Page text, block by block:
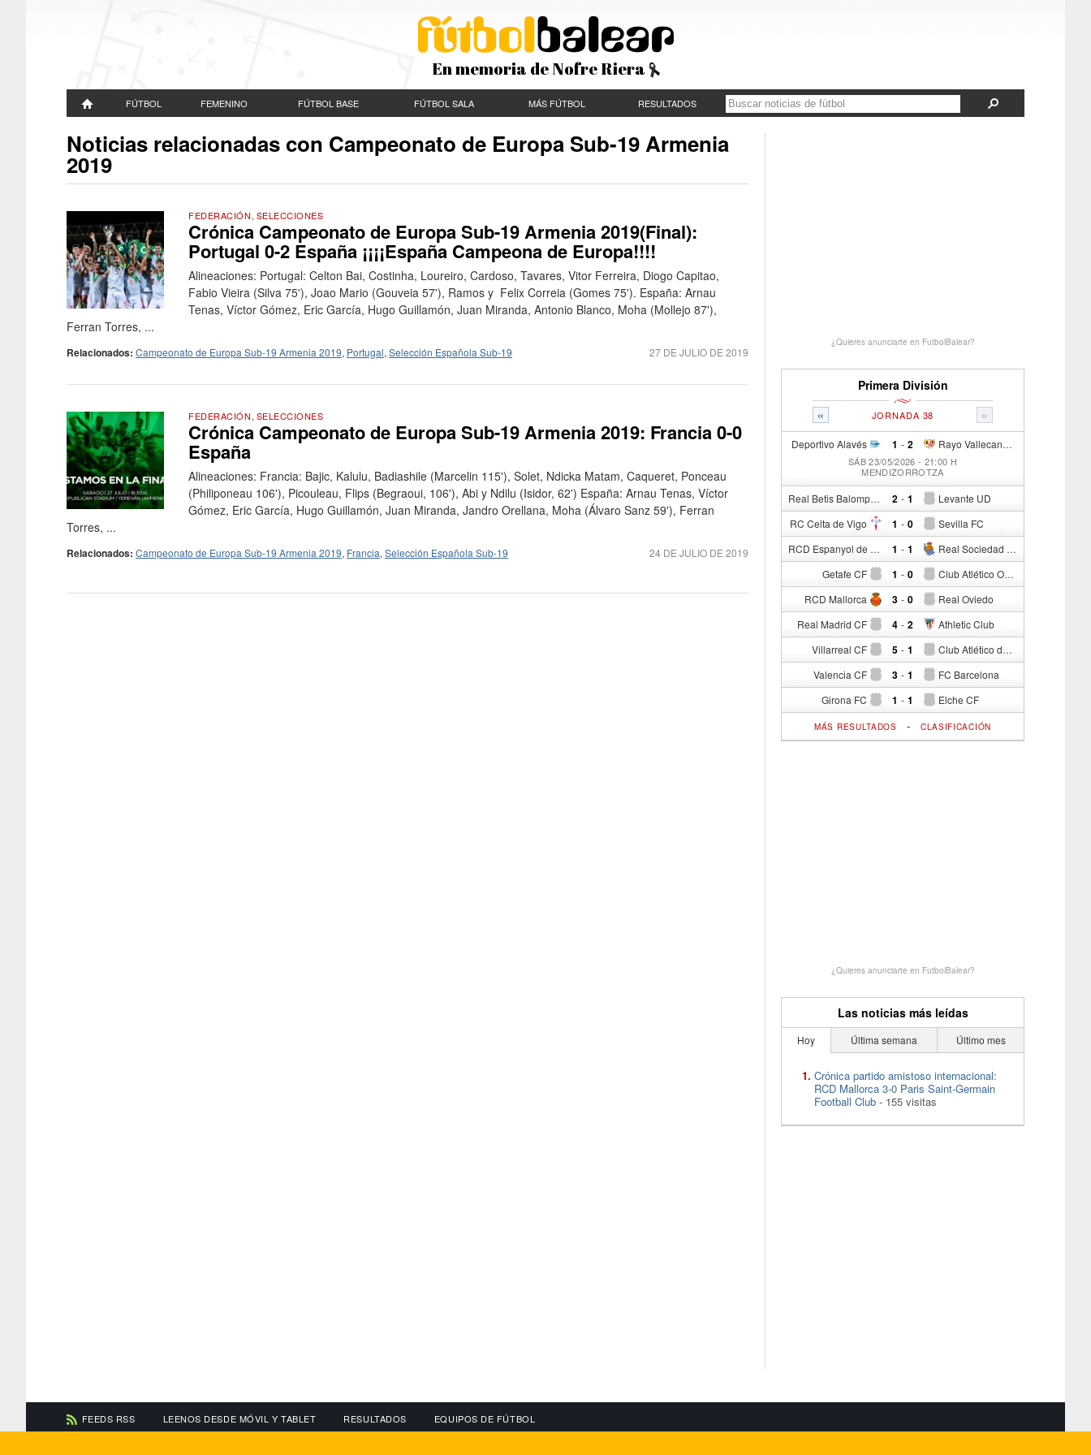
En memoria de Nofre Riera
FÚTBOL FEMENINO FÚTBOL BASE FÚTBOL SALA MÁS FÚTBOL RESULTADOS
Noticias relacionadas con Campeonato de Europa Sub-19 Armenia
2019
FEDERACIÓN, SELECCIONES
Crónica Campeonato de Europa Sub-19 Armenia 2019(Final):
Portugal 0-2 España ¡¡¡¡España Campeona de Europa!!!!
Alineaciones: Portugal: Celton Bai, Costinha, Loureiro, Cardoso, Tavares, Vitor Ferreira, Diogo Capitao,
Fabio Vieira (Silva 75'), Joao Mario (Gouveia 57'), Ramos y Felix Correia (Gomes 75'). España: Arnau
Tenas, Víctor Gómez, Eric García, Hugo Guillamón, Juan Miranda, Antonio Blanco, Moha (Mollejo 87'),
Ferran Torres, ...
27 DE JULIO DE 2019
Relacionados: Campeonato de Europa Sub-19 Armenia 2019, Portugal, Selección Española Sub-19
FEDERACIÓN, SELECCIONES
Crónica Campeonato de Europa Sub-19 Armenia 2019: Francia 0-0
España
Alineaciones: Francia: Bajic, Kalulu, Badiashile (Marcelin 115'), Solet, Ndicka Matam, Caqueret, Ponceau
(Philiponeau 106'), Picouleau, Flips (Begraoui, 106'), Abi y Ndilu (Isidor, 62') España: Arnau Tenas, Víctor
Gómez, Eric García, Hugo Guillamón, Juan Miranda, Jandro Orellana, Moha (Álvaro Sanz 59'), Ferran
Torres, ...
24 DE JULIO DE 2019
Relacionados: Campeonato de Europa Sub-19 Armenia 2019, Francia, Selección Española Sub-19
¿Quieres anunciarte en FutbolBalear?
Primera División
« »
JORNADA 38
Deportivo Alavés 1 - Rayo Vallecano de Madrid
2
SÁB 23/05/2026 - 21:00 H
MENDIZORROTZA
Real Betis Balompié 2 - Levante UD
1
RC Celta de Vigo 1 - Sevilla FC
0
RCD Espanyol de Barcelona 1 - Real Sociedad de Fútbol
1
Getafe CF 1 - Club Atlético Osasuna
0
RCD Mallorca 3 - Real Oviedo
0
Real Madrid CF 4 - Athletic Club
2
Villarreal CF 5 - Club Atlético de Madrid
1
Valencia CF 3 - FC Barcelona
1
Girona FC 1 - Elche CF
1
MÁS RESULTADOS - CLASIFICACIÓN
¿Quieres anunciarte en FutbolBalear?
Las noticias más leídas
Hoy Última semana Último mes
Crónica partido amistoso internacional:
RCD Mallorca 3-0 Paris Saint-Germain
Football Club - 155 visitas
FEEDS RSS LEENOS DESDE MÓVIL Y TABLET RESULTADOS EQUIPOS DE FÚTBOL